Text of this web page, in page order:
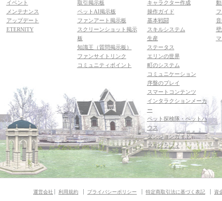
イベント
メンテナンス
アップデート
ETERNITY
取引掲示板
ペットAI掲示板
ファンアート掲示板
スクリーンショット掲示
板
知識王（質問掲示板）
ファンサイトリンク
コミュニティポイント
キャラクター作成
操作ガイド
基本戦闘
スキルシステム
生産
ステータス
エリンの世界
町のシステム
コミュニケーション
序盤のプレイ
スマートコンテンツ
インタラクションメーカ
ー
ペット探検隊・ペットハ
ウス
ダンジョンガイド
マギグラフィ
運営会社 利用規約 プライバシーポリシー 特定商取引法に基づく表記 資